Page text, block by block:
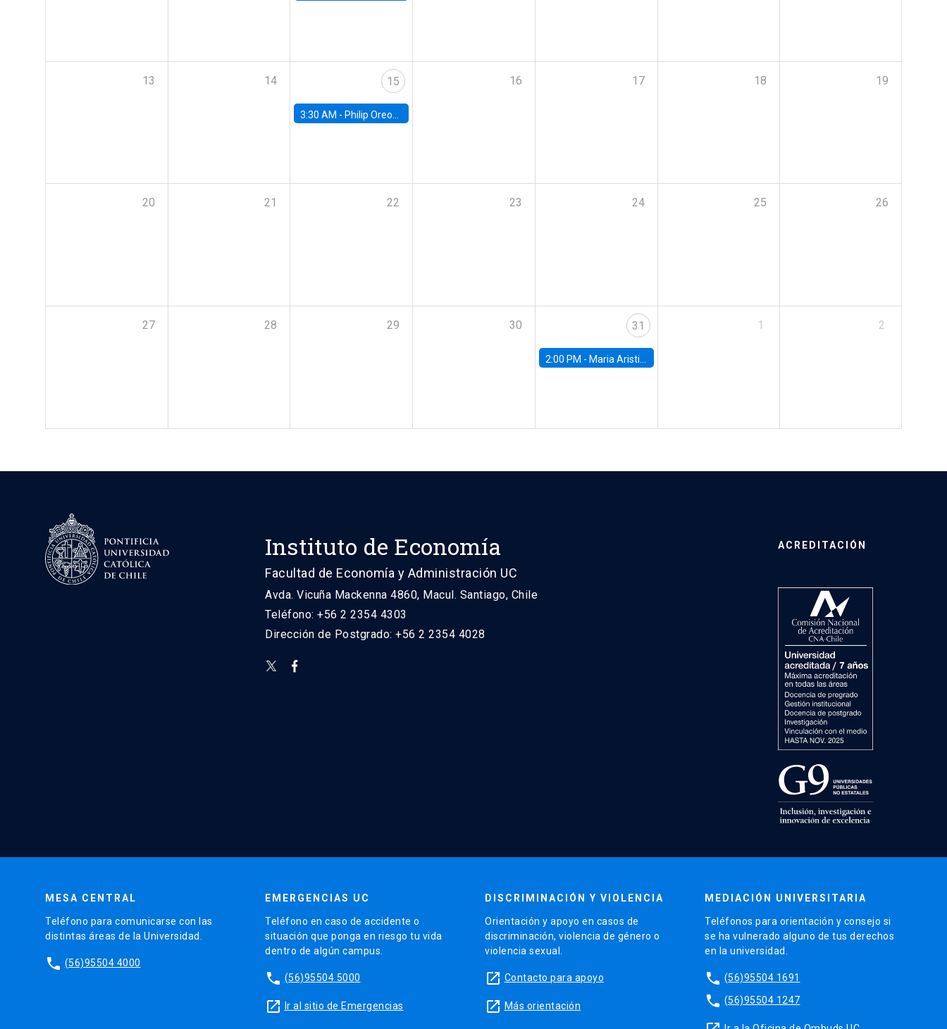
13 14 15
3:30 AM - Philip Oreopolous, University of Toronto
16 17 18 19
20 21 22 23 24 25 26
27 28 29 30 31
2:00 PM - Maria Aristizabal-Ramirez, FED Board
1 2
Instituto de Economía
Facultad de Economía y Administración UC
Avda. Vicuña Mackenna 4860, Macul. Santiago, Chile
Teléfono: +56 2 2354 4303
Dirección de Postgrado: +56 2 2354 4028
ACREDITACIÓN
MESA CENTRAL
Teléfono para comunicarse con las
distintas áreas de la Universidad.
phone (56)95504 4000
EMERGENCIAS UC
Teléfono en caso de accidente o
situación que ponga en riesgo tu vida
dentro de algún campus.
phone (56)95504 5000
launch Ir al sitio de Emergencias
DISCRIMINACIÓN Y VIOLENCIA
Orientación y apoyo en casos de
discriminación, violencia de género o
violencia sexual.
launch Contacto para apoyo
launch Más orientación
MEDIACIÓN UNIVERSITARIA
Teléfonos para orientación y consejo si
se ha vulnerado alguno de tus derechos
en la universidad.
phone (56)95504 1691
phone (56)95504 1247